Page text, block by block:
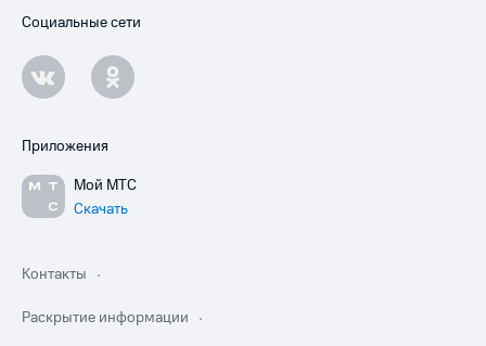
Социальные сети
Приложения
Мой МТС
Скачать
Контакты
Раскрытие информации